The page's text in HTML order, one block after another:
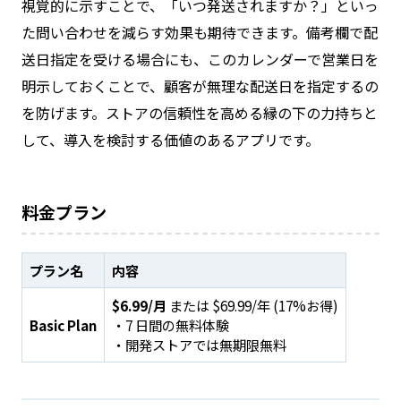
視覚的に示すことで、「いつ発送されますか？」といっ
た問い合わせを減らす効果も期待できます。備考欄で配
送日指定を受ける場合にも、このカレンダーで営業日を
明示しておくことで、顧客が無理な配送日を指定するの
を防げます。ストアの信頼性を高める縁の下の力持ちと
して、導入を検討する価値のあるアプリです。
料金プラン
プラン名 内容
Basic Plan
$6.99/月 または $69.99/年 (17%お得)
・7 日間の無料体験
・開発ストアでは無期限無料